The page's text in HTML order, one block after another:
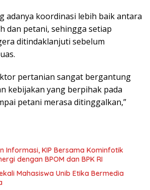
adanya koordinasi lebih baik antara
dan petani, sehingga setiap
ditindaklanjuti sebelum
pertanian sangat bergantung
kebijakan yang berpihak pada
petani merasa ditinggalkan,”
Informasi, KIP Bersama Kominfotik
dengan BPOM dan BPK RI
Mahasiswa Unib Etika Bermedia